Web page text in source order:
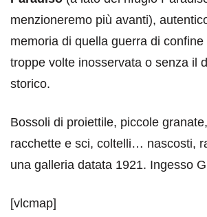
menzioneremo più avanti),
memoria di quella guerra di
troppe volte inosservata o senza il
storico.
Bossoli di proiettile, piccole
racchette e sci, coltelli… nascosti,
una galleria datata 1921. Ingesso
[vlcmap]